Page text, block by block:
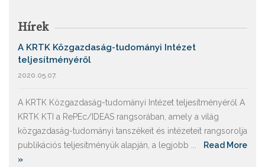
Hírek
A KRTK Közgazdaság-tudományi Intézet
teljesítményéről
2020.05.07.
A KRTK Közgazdaság-tudományi Intézet teljesítményéről A
KRTK KTI a RePEc/IDEAS rangsorában, amely a világ
közgazdaság-tudományi tanszékeit és intézeteit rangsorolja
publikációs teljesítményük alapján, a legjobb ...
Read More
»